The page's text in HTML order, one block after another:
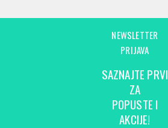
NEWSLETTER
PRIJAVA
SAZNAJTE PRVI
ZA
POPUSTE I
AKCIJE!